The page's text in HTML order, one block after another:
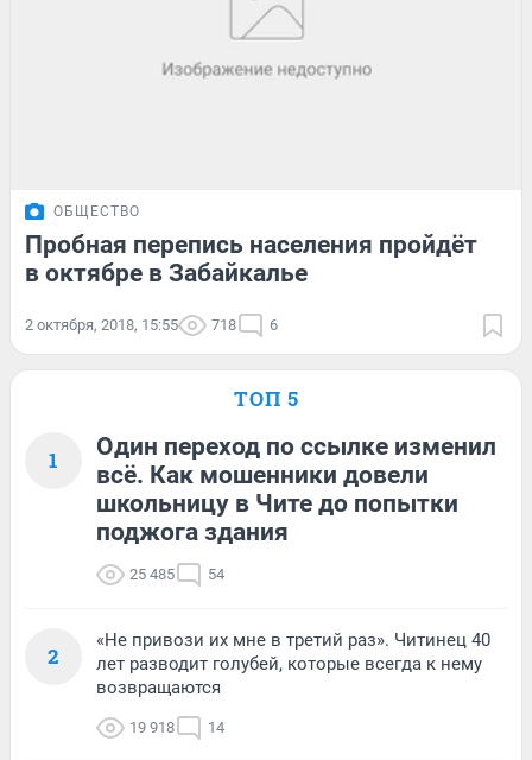
ОБЩЕСТВО
Пробная перепись населения пройдёт
в октябре в Забайкалье
2 октября, 2018, 15:55 718 6
ТОП 5
1
Один переход по ссылке изменил
всё. Как мошенники довели
школьницу в Чите до попытки
поджога здания
25 485 54
2
«Не привози их мне в третий раз». Читинец 40
лет разводит голубей, которые всегда к нему
возвращаются
19 918 14